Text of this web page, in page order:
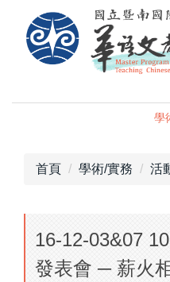
容
學
學術研究
教學實習
首頁 學術/實務 活
16-12-03&07
發表會 ─ 薪火